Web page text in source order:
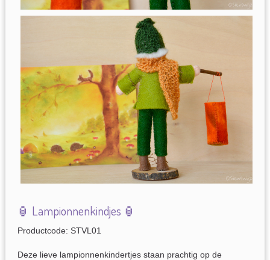
🏮 Lampionnenkindjes 🏮
Productcode: STVL01
Deze lieve lampionnenkindertjes staan prachtig op de